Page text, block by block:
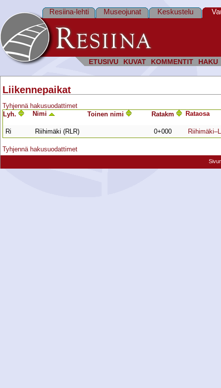
ETUSIVU KUVAT KOMMENTIT HAKU
Resiina-lehti Museojunat Keskustelu
Liikennepaikat
Tyhjennä hakusuodattimet
Lyh.
Nimi Toinen nimi Ratakm Rata­osa
Ri Riihimäki (RLR) 0+000
Tyhjennä hakusuodattimet